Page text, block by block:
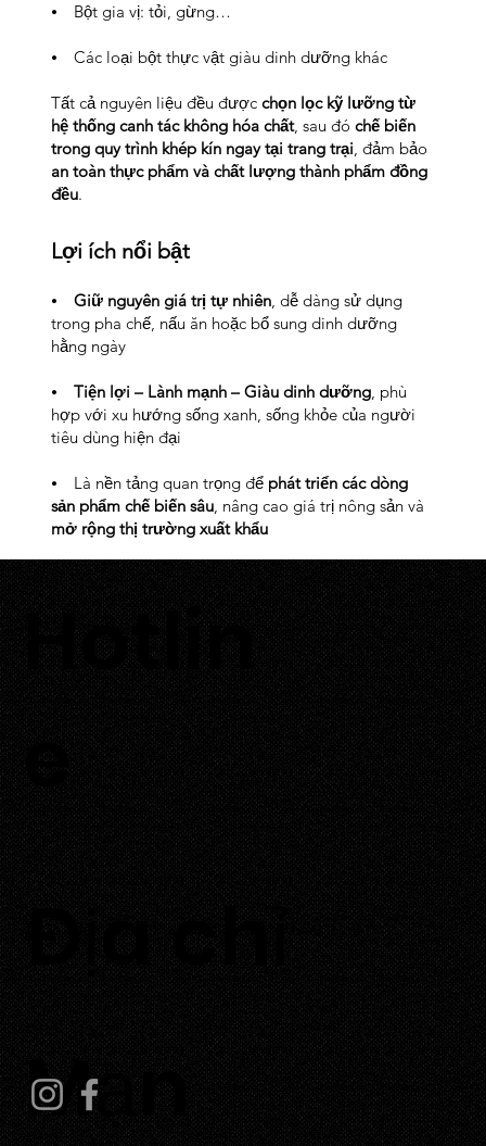
⦁ Bột gia vị: tỏi, gừng…
⦁ Các loại bột thực vật giàu dinh dưỡng khác
Tất cả nguyên liệu đều được chọn lọc kỹ lưỡng từ
hệ thống canh tác không hóa chất, sau đó chế biến
trong quy trình khép kín ngay tại trang trại, đảm bảo
an toàn thực phẩm và chất lượng thành phẩm đồng
đều.
Lợi ích nổi bật
⦁ Giữ nguyên giá trị tự nhiên, dễ dàng sử dụng
trong pha chế, nấu ăn hoặc bổ sung dinh dưỡng
hằng ngày
⦁ Tiện lợi – Lành mạnh – Giàu dinh dưỡng, phù
hợp với xu hướng sống xanh, sống khỏe của người
tiêu dùng hiện đại
⦁ Là nền tảng quan trọng để phát triển các dòng
sản phẩm chế biến sâu, nâng cao giá trị nông sản và
mở rộng thị trường xuất khẩu
Hotlin
e
0933 700 226
​Địa chỉ
Thôn Tuấn Tú, Xã Phước Dinh, Tỉnh Khánh Hoà
Mạn